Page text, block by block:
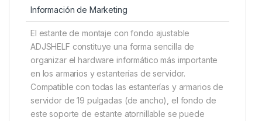
Información de Marketing
El estante de montaje con fondo ajustable
ADJSHELF constituye una forma sencilla de
organizar el hardware informático más importante
en los armarios y estanterías de servidor.
Compatible con todas las estanterías y armarios de
servidor de 19 pulgadas (de ancho), el fondo de
este soporte de estante atornillable se puede